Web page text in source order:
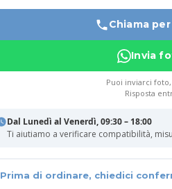
Chiama
Invia
Puoi inviarci
Risposta
Dal Lunedì al Venerdì, 09:30 – 18:00
Ti aiutiamo a verificare compatibilità,
Prima di ordinare, chiedici